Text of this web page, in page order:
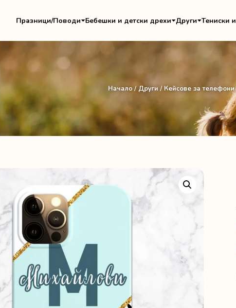
Празници/Поводи Бебешки и детски дрехи Други Тениски
Начало/Други/Кейсове за телефони